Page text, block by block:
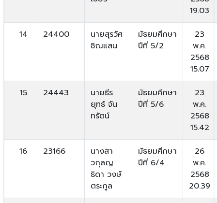
19.03
14 24400
นายสุรวัศ
ชิณแสน
มัธยมศึกษา
ปีที่ 5/2
23
พ.ค.
2568
15.07
15 24443
นายธีร
ยุทธ์ จัน
ทรัตน์
มัธยมศึกษา
ปีที่ 5/6
23
พ.ค.
2568
15.42
16 23166
นางสา
วกุลญ
ธิดา วงษ์
ตระกูล
มัธยมศึกษา
ปีที่ 6/4
26
พ.ค.
2568
20.39